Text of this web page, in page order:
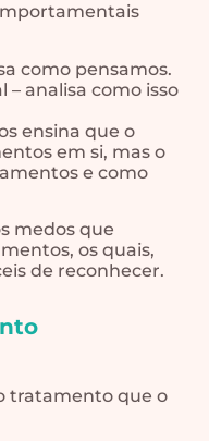
como pensamos.
analisa como isso
ensina que o
em si, mas o
e como
medos que
os quais,
de reconhecer.
tratamento que o